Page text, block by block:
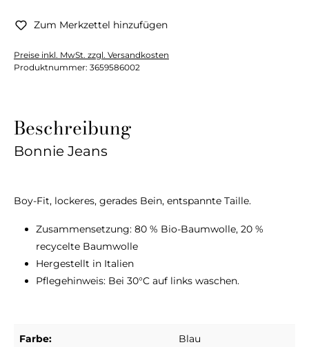
Zum Merkzettel hinzufügen
Preise inkl. MwSt. zzgl. Versandkosten
Produktnummer: 3659586002
Beschreibung
Bonnie Jeans
Boy-Fit, lockeres, gerades Bein, entspannte Taille.
Zusammensetzung: 80 % Bio-Baumwolle, 20 %
recycelte Baumwolle
Hergestellt in Italien
Pflegehinweis: Bei 30°C auf links waschen.
Farbe: Blau